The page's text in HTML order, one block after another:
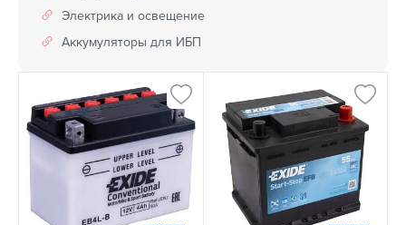
Электрика и освещение
Аккумуляторы для ИБП